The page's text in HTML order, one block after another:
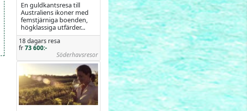
En guldkantsresa till
Australiens ikoner med
femstjärniga boenden,
högklassiga utfärder...
18 dagars resa
fr73 600:-
Söderhavsresor